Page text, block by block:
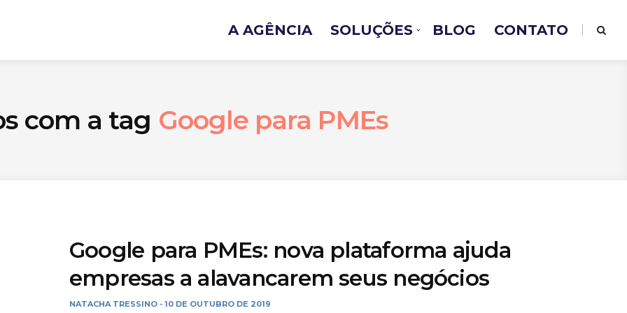
A AGÊNCIA SOLUÇÕES BLOG CONTATO
com a tag Google para PMEs
Google para PMEs: nova plataforma ajuda
empresas a alavancarem seus negócios
NATACHA TRESSINO - 10 DE OUTUBRO DE 2019